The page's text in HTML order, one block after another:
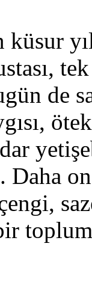
küsur
de
bir